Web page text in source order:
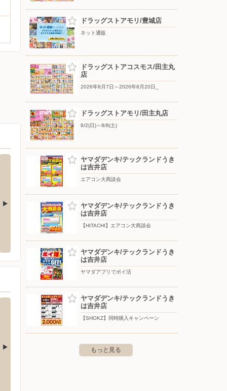
ゆめタウン行橋
ドラッグストアモリ/豊城店
ネット通販
ドラッグストアコスモス/田主丸
店
2026年8月7日～2026年8月20日_
ドラッグストアモリ/田主丸店
8/2(日)～8/8(土)
ヤマダデンキ/テックランドうき
は吉井店
エアコン大商談会
ヤマダデンキ/テックランドうき
は吉井店
【HITACHI】エアコン大商談会
ヤマダデンキ/テックランドうき
は吉井店
ヤマダアプリでポイ活
ヤマダデンキ/テックランドうき
は吉井店
【SHOKZ】同時購入キャンペーン
もっと見る